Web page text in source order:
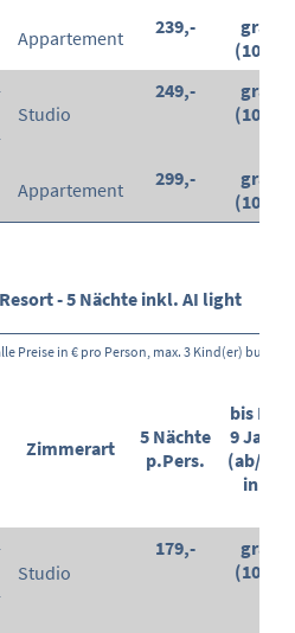
Appartement 239,-
gratis
(100%)
Studio
249,-
gratis
(100%)
Appartement 299,-
gratis
(100%)
- 5 Nächte inkl. AI light
Preise in € pro Person, max. 3 Kind(er) buchbar
Zimmerart
5 Nächte
p.Pers.
bis
9
(ab/
in %)
Studio
179,-
gratis
(100%)